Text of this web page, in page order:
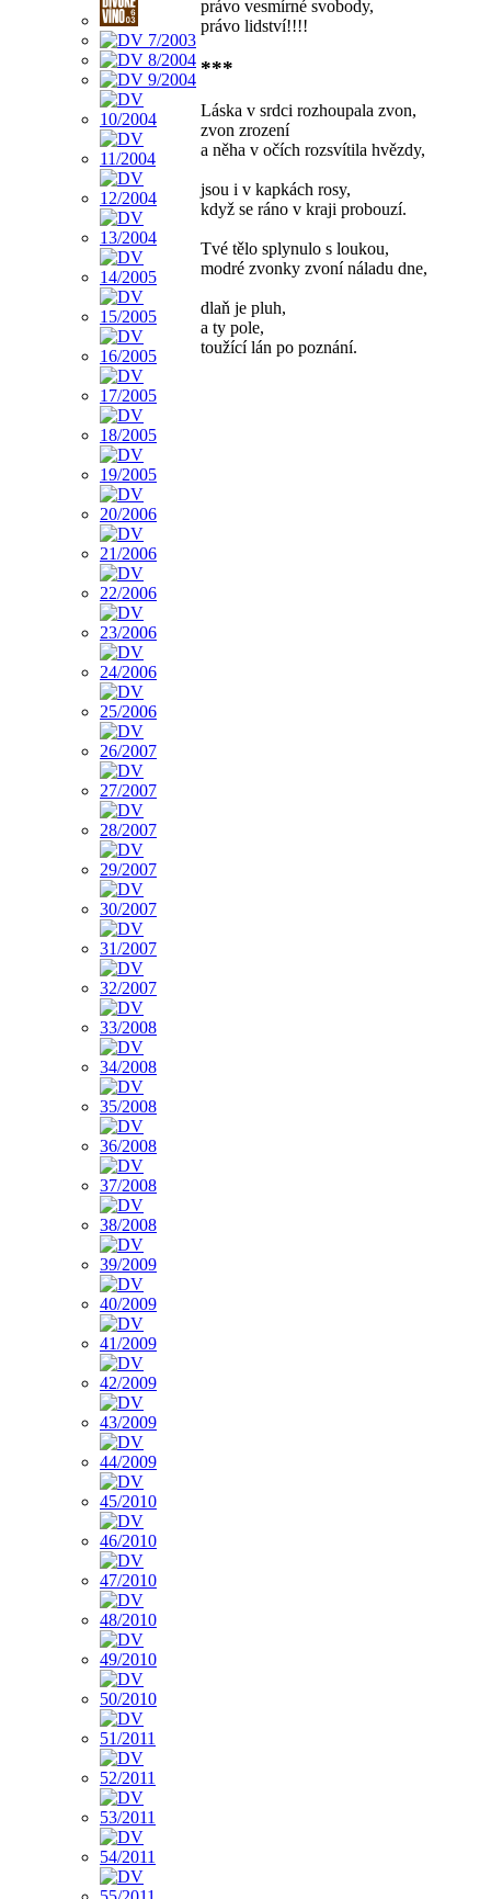
právo vesmírné svobody,
právo lidství!!!!
***
Láska v srdci rozhoupala zvon,
zvon zrození
a něha v očích rozsvítila hvězdy,
jsou i v kapkách rosy,
když se ráno v kraji probouzí.
Tvé tělo splynulo s loukou,
modré zvonky zvoní náladu dne,
dlaň je pluh,
a ty pole,
toužící lán po poznání.